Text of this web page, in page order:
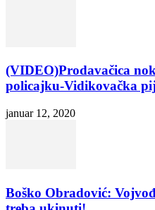
(VIDEO)Prodavačica
policajku-Vidikovačka
januar 12, 2020
Boško Obradović: